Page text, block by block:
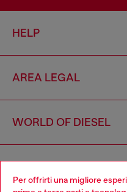
Per offrirti una migliore
HELP
AREA LEGAL
WORLD OF DIESEL